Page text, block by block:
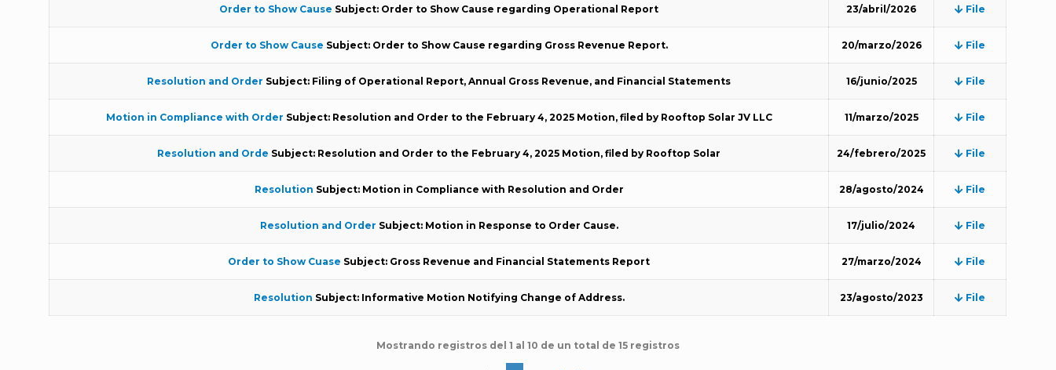
Order to Show Cause Subject: Order to Show Cause regarding Operational Report 23/abril/2026 File
Order to Show Cause Subject: Order to Show Cause regarding Gross Revenue Report. 20/marzo/2026 File
Resolution and Order Subject: Filing of Operational Report, Annual Gross Revenue, and Financial Statements 16/junio/2025 File
Motion in Compliance with Order Subject: Resolution and Order to the February 4, 2025 Motion, filed by Rooftop Solar JV LLC 11/marzo/2025 File
Resolution and Orde Subject: Resolution and Order to the February 4, 2025 Motion, filed by Rooftop Solar 24/febrero/2025 File
Resolution Subject: Motion in Compliance with Resolution and Order 28/agosto/2024 File
Resolution and Order Subject: Motion in Response to Order Cause. 17/julio/2024 File
Order to Show Cuase Subject: Gross Revenue and Financial Statements Report 27/marzo/2024 File
Resolution Subject: Informative Motion Notifying Change of Address. 23/agosto/2023 File
Mostrando registros del 1 al 10 de un total de 15 registros